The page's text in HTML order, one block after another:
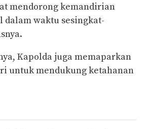
mendorong kemandirian
dalam waktu sesingkat-
Kapolda juga memaparkan
untuk mendukung ketahanan